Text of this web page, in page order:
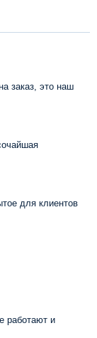
заказ, это наш
для клиентов
работают и